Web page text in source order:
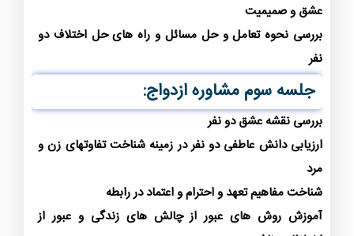
عشق و صمیمیت
بررسی نحوه تعامل و حل مسائل و راه های حل اختلاف دو
نفر
جلسه سوم مشاوره ازدواج:
بررسی نقشه عشق دو نفر
ارزیابی دانش عاطفی دو نفر در زمینه شناخت تفاوتهای زن و
مرد
شناخت مفاهیم تعهد و احترام و اعتماد در رابطه
آموزش روش های عبور از چالش های زندگی و عبور از